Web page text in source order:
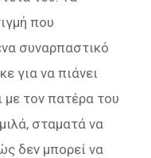
που
συναρπαστικό
για να πιάνει
τον πατέρα του
σταματά να
δεν μπορεί να